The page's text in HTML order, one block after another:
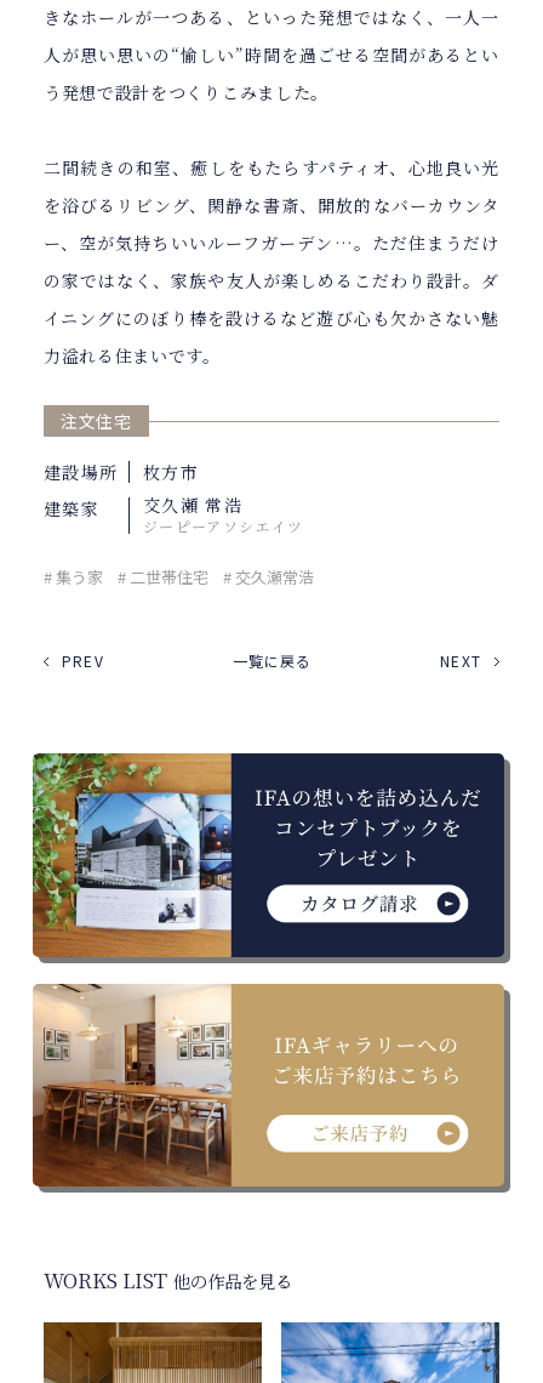
きなホールが一つある、といった発想ではなく、一人一
人が思い思いの“愉しい”時間を過ごせる空間があるとい
う発想で設計をつくりこみました。
二間続きの和室、癒しをもたらすパティオ、心地良い光
を浴びるリビング、閑静な書斎、開放的なバーカウンタ
ー、空が気持ちいいルーフガーデン…。ただ住まうだけ
の家ではなく、家族や友人が楽しめるこだわり設計。ダ
イニングにのぼり棒を設けるなど遊び心も欠かさない魅
力溢れる住まいです。
注文住宅
建設場所
枚方市
建築家
交久瀬 常浩
ジーピーアソシエイツ
# 集う家 # 二世帯住宅 # 交久瀬常浩
PREV 一覧に戻る NEXT
WORKS LIST 他の作品を見る